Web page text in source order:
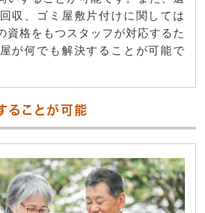
収、ゴミ屋敷片付けに関しては
資格をもつスタッフが対応するた
が何でも解決することが可能で
ることが可能